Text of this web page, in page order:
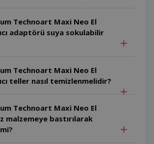
Technoart Maxi Neo El
adaptörü suya sokulabilir
Technoart Maxi Neo El
teller nasıl temizlenmelidir?
Technoart Maxi Neo El
malzemeye bastırılarak